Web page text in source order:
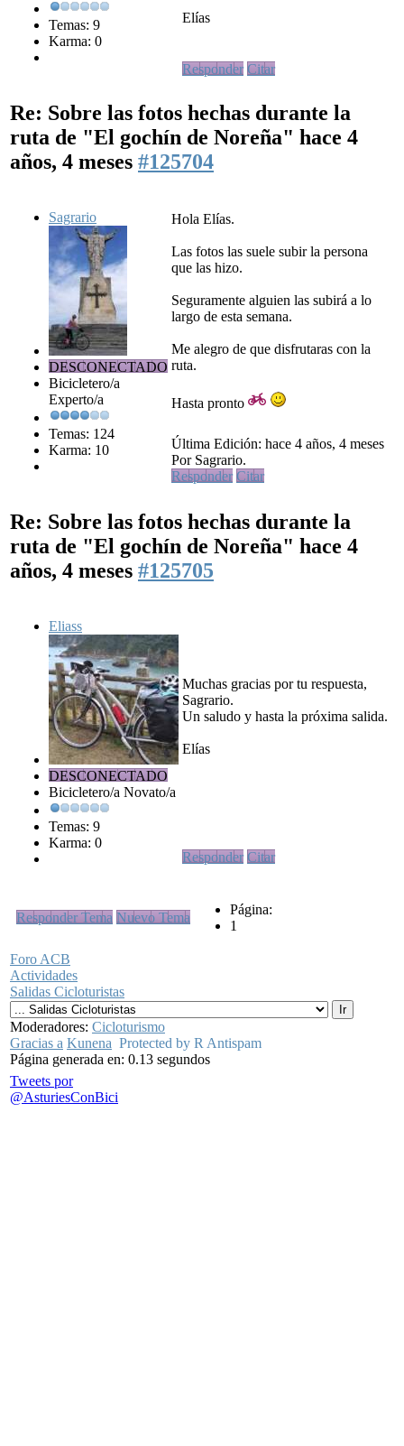
Temas: 9
Karma: 0
Elías
Responder Citar
Re: Sobre las fotos hechas durante la
ruta de "El gochín de Noreña" hace 4
años, 4 meses #125704
Sagrario
DESCONECTADO
Bicicletero/a
Experto/a
Temas: 124
Karma: 10
Hola Elías.
Las fotos las suele subir la persona
que las hizo.
Seguramente alguien las subirá a lo
largo de esta semana.
Me alegro de que disfrutaras con la
ruta.
Hasta pronto
Última Edición: hace 4 años, 4 meses
Por Sagrario.
Responder Citar
Re: Sobre las fotos hechas durante la
ruta de "El gochín de Noreña" hace 4
años, 4 meses #125705
Eliass
DESCONECTADO
Bicicletero/a Novato/a
Temas: 9
Karma: 0
Muchas gracias por tu respuesta,
Sagrario.
Un saludo y hasta la próxima salida.
Elías
Responder Citar
Responder Tema Nuevo Tema
Página:
1
Foro ACB
Actividades
Salidas Cicloturistas
Moderadores: Cicloturismo
Gracias a Kunena Protected by R Antispam
Página generada en: 0.13 segundos
Tweets por
@AsturiesConBici